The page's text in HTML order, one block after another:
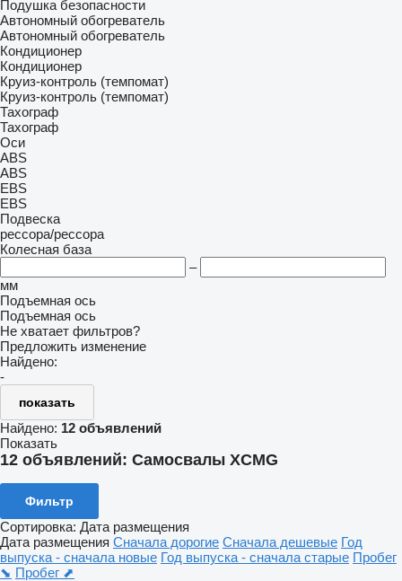
Подушка безопасности
Автономный обогреватель
Автономный обогреватель
Кондиционер
Кондиционер
Круиз-контроль (темпомат)
Круиз-контроль (темпомат)
Тахограф
Тахограф
Оси
ABS
ABS
EBS
EBS
Подвеска
рессора/рессора
Колесная база
–
мм
Подъемная ось
Подъемная ось
Не хватает фильтров?
Предложить изменение
Найдено:
-
показать
Найдено: 12 объявлений
Показать
12 объявлений: Самосвалы XCMG
Фильтр
Сортировка: Дата размещения
Дата размещения Сначала дорогие Сначала дешевые Год
выпуска - сначала новые Год выпуска - сначала старые Пробег
⬊ Пробег ⬈